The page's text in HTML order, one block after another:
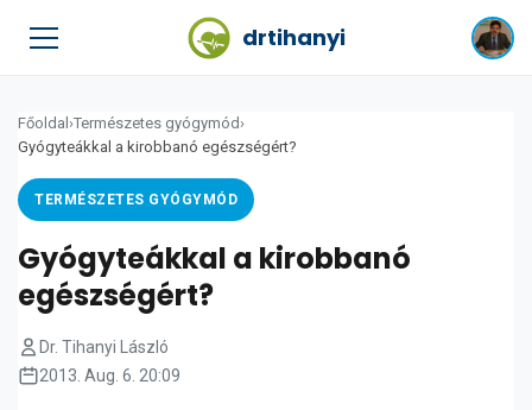
drtihanyi
Főoldal ›Természetes gyógymód ›
Gyógyteákkal a kirobbanó egészségért?
TERMÉSZETES GYÓGYMÓD
Gyógyteákkal a kirobbanó
egészségért?
Dr. Tihanyi László
2013. Aug. 6. 20:09